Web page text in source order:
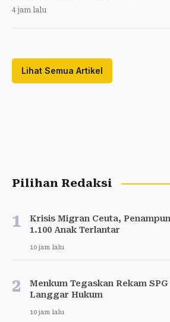
4 jam lalu
Lihat Semua Artikel
Pilihan Redaksi
1
Krisis Migran Ceuta,
1.100 Anak Terlantar
10 jam lalu
2
Menkum Tegaskan Rekam
Langgar Hukum
10 jam lalu